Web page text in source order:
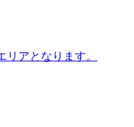
アとなります。